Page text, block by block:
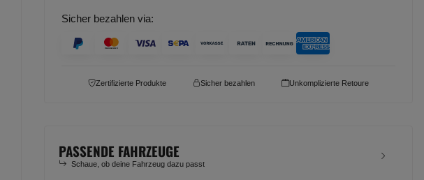
Sicher bezahlen via:
Zertifizierte Produkte Sicher bezahlen Unkomplizierte Retoure
PASSENDE FAHRZEUGE
Schaue, ob deine Fahrzeug dazu passt